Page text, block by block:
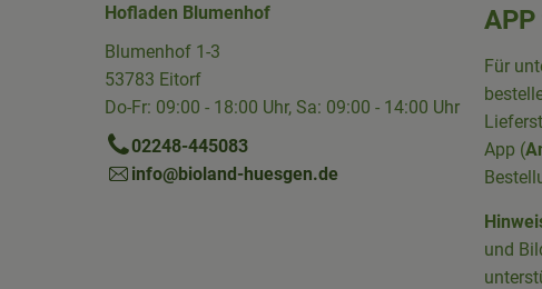
die.hofkiste/
p/Die-Hofkiste-Rhein-Sieg-Kreis-
Hofladen Blumenhof
Blumenhof 1-3
53783 Eitorf
Do-Fr: 09:00 - 18:00 Uhr, Sa: 09:00 - 14:00 Uhr
02248-445083
info@bioland-huesgen.de
Für
App (
und